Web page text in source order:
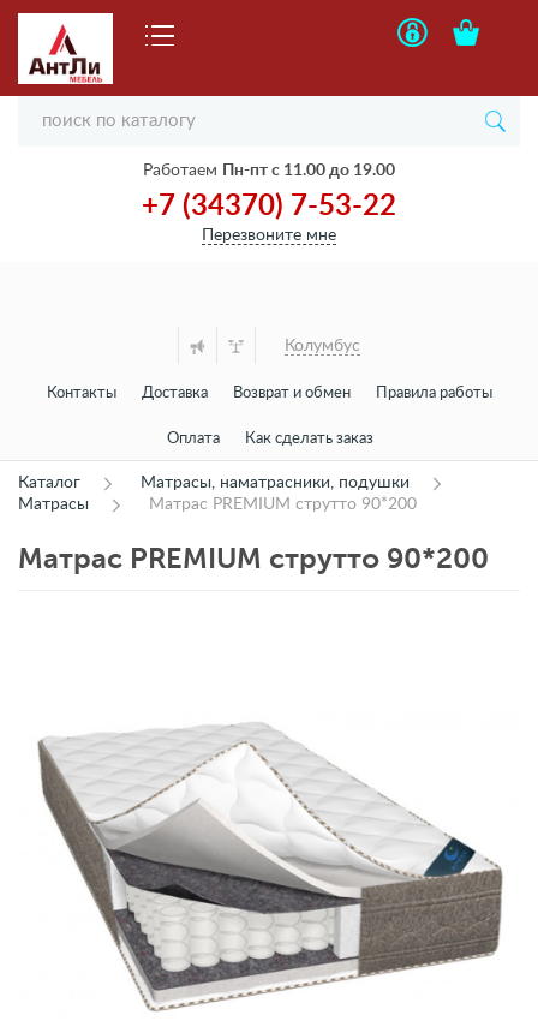
Работаем Пн-пт с 11.00 до 19.00
+7 (34370) 7-53-22
Перезвоните мне
Колумбус
Контакты Доставка Возврат и обмен Правила работы
Оплата Как сделать заказ
Каталог
Матрасы, наматрасники, подушки
Матрасы
Матрас PREMIUM струтто 90*200
Матрас PREMIUM струтто 90*200